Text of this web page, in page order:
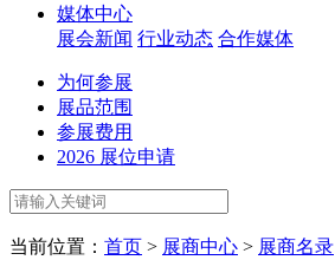
媒体中心
展会新闻 行业动态 合作媒体
为何参展
展品范围
参展费用
2026 展位申请
当前位置： 首页 > 展商中心 > 展商名录